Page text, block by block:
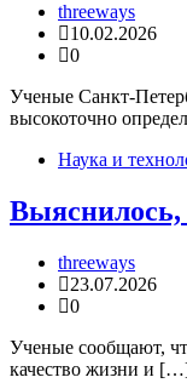
threeways
10.02.2026
0
Ученые
высокоточно
Наука и
threeways
23.07.2026
0
Ученые сообщают,
качество жизни и